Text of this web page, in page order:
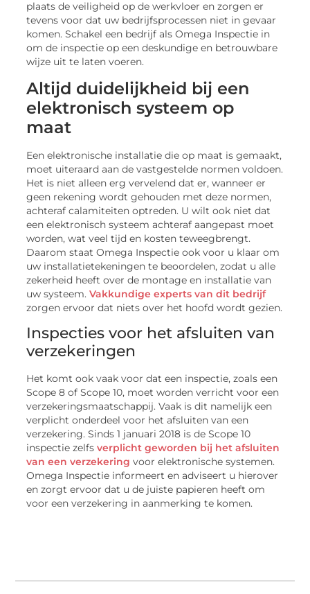
plaats de veiligheid op de werkvloer en zorgen er
tevens voor dat uw bedrijfsprocessen niet in gevaar
komen. Schakel een bedrijf als Omega Inspectie in
om de inspectie op een deskundige en betrouwbare
wijze uit te laten voeren.
Altijd duidelijkheid bij een
elektronisch systeem op
maat
Een elektronische installatie die op maat is gemaakt,
moet uiteraard aan de vastgestelde normen voldoen.
Het is niet alleen erg vervelend dat er, wanneer er
geen rekening wordt gehouden met deze normen,
achteraf calamiteiten optreden. U wilt ook niet dat
een elektronisch systeem achteraf aangepast moet
worden, wat veel tijd en kosten teweegbrengt.
Daarom staat Omega Inspectie ook voor u klaar om
uw installatietekeningen te beoordelen, zodat u alle
zekerheid heeft over de montage en installatie van
uw systeem.Vakkundige experts van dit bedrijf
zorgen ervoor dat niets over het hoofd wordt gezien.
Inspecties voor het afsluiten van
verzekeringen
Het komt ook vaak voor dat een inspectie, zoals een
Scope 8 of Scope 10, moet worden verricht voor een
verzekeringsmaatschappij. Vaak is dit namelijk een
verplicht onderdeel voor het afsluiten van een
verzekering. Sinds 1 januari 2018 is de Scope 10
inspectie zelfsverplicht geworden bij het afsluiten
van een verzekering voor elektronische systemen.
Omega Inspectie informeert en adviseert u hierover
en zorgt ervoor dat u de juiste papieren heeft om
voor een verzekering in aanmerking te komen.